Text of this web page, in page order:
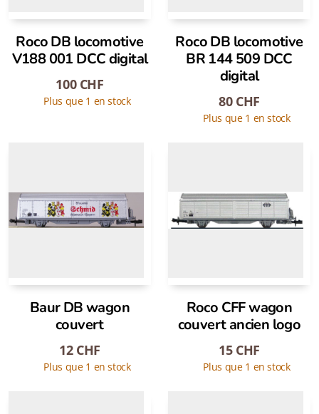
Roco DB locomotive
V188 001 DCC digital
100CHF
Plus que 1 en stock
Roco DB locomotive
BR 144 509 DCC
digital
80CHF
Plus que 1 en stock
Baur DB wagon
couvert
12CHF
Plus que 1 en stock
Roco CFF wagon
couvert ancien logo
15CHF
Plus que 1 en stock